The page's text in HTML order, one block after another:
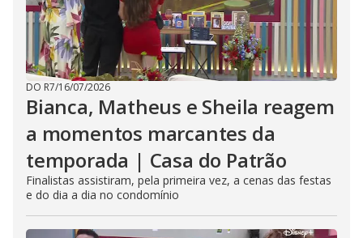
DO R7/16/07/2026
Bianca, Matheus e Sheila reagem
a momentos marcantes da
temporada | Casa do Patrão
Finalistas assistiram, pela primeira vez, a cenas das festas
e do dia a dia no condomínio